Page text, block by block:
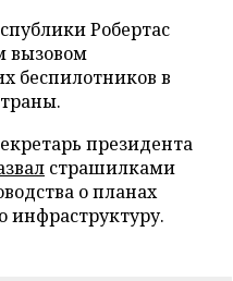
Робертас
вызовом
беспилотников в
президента
страшилками
о планах
инфраструктуру.